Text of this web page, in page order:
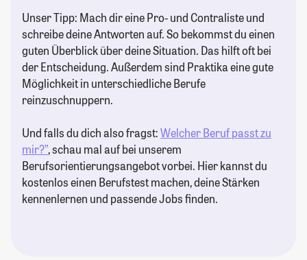
Unser Tipp: Mach dir eine Pro- und Contraliste und
schreibe deine Antworten auf. So bekommst du einen
guten Überblick über deine Situation. Das hilft oft bei
der Entscheidung. Außerdem sind Praktika eine gute
Möglichkeit in unterschiedliche Berufe
reinzuschnuppern.
Und falls du dich also fragst:Welcher Beruf passt zu
mir?”, schau mal auf bei unserem
Berufsorientierungsangebot vorbei. Hier kannst du
kostenlos einen Berufstest machen, deine Stärken
kennenlernen und passende Jobs finden.